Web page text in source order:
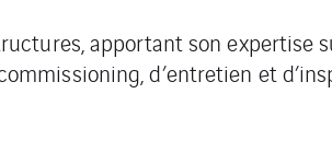
apportant son expertise
d’entretien et